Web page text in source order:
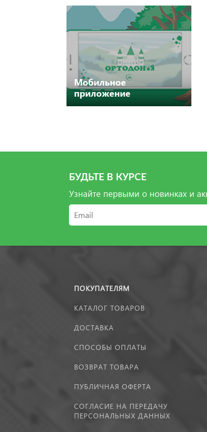
Мобильное
приложение
ОРТОДОНиЯ
БУДЬТЕ В КУРСЕ
Узнайте первыми о новинках и
ПОКУПАТЕЛЯМ
КАТАЛОГ ТОВАРОВ
ДОСТАВКА
СПОСОБЫ ОПЛАТЫ
ВОЗВРАТ ТОВАРА
ПУБЛИЧНАЯ ОФЕРТА
СОГЛАСИЕ НА ПЕРЕДАЧУ
ПЕРСОНАЛЬНЫХ ДАННЫХ